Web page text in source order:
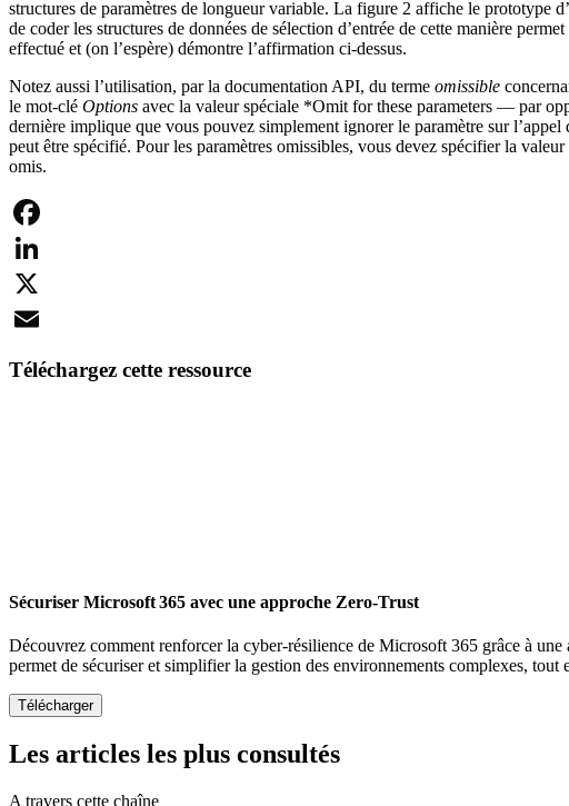
structures de paramètres de longueur variable. La figure 2 affiche le prototype
de coder les structures de données de sélection d’entrée de cette manière
effectué et (on l’espère) démontre l’affirmation ci-dessus.
Notez aussi l’utilisation, par la documentation API, du terme omissible
le mot-clé Options avec la valeur spéciale *Omit for these parameters — par
dernière implique que vous pouvez simplement ignorer le paramètre sur
peut être spécifié. Pour les paramètres omissibles, vous devez spécifier la
omis.
Facebook
LinkedIn
X
Téléchargez cette ressource
Sécuriser Microsoft 365 avec une approche Zero-Trust
Découvrez comment renforcer la cyber-résilience de Microsoft 365 grâce à
permet de sécuriser et simplifier la gestion des environnements complexes,
Les articles les plus consultés
A travers cette chaîne